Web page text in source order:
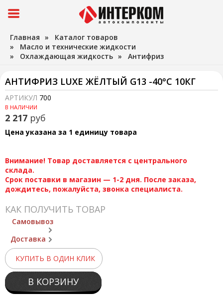
Главная » Каталог товаров
» Масло и технические жидкости
» Охлаждающая жидкость » Антифриз
АНТИФРИЗ LUXE ЖЁЛТЫЙ G13 -40°С 10КГ
АРТИКУЛ 700
В НАЛИЧИИ
2 217 руб
Цена указана за 1 единицу товара
Внимание! Товар доставляется с центрального
склада.
Срок поставки в магазин — 1-2 дня. После заказа,
дождитесь, пожалуйста, звонка специалиста.
КАК ПОЛУЧИТЬ ТОВАР
Самовывоз
Доставка
КУПИТЬ В ОДИН КЛИК
В КОРЗИНУ